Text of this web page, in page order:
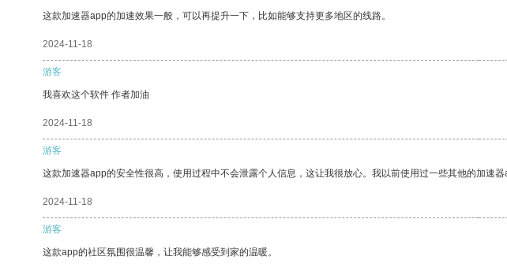
这款加速器app的加速效果一般，可以再提升一下，比如能够支持更多地区的线路。
2024-11-18
游客
我喜欢这个软件 作者加油
2024-11-18
游客
这款加速器app的安全性很高，使用过程中不会泄露个人信息，这让我很放心。我以前使用过一些其他的加速
2024-11-18
游客
这款app的社区氛围很温馨，让我能够感受到家的温暖。